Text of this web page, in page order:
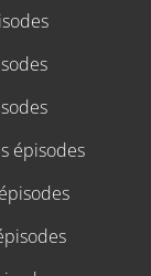
épisodes